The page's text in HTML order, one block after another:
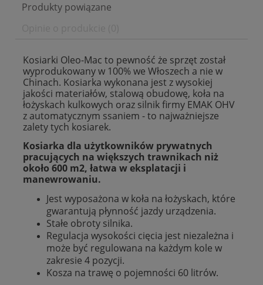
Produkty powiązane
Kosiarki Oleo-Mac to pewność że sprzęt został
wyprodukowany w 100% we Włoszech a nie w
Chinach. Kosiarka wykonana jest z wysokiej
jakości materiałów, stalową obudowę, koła na
łożyskach kulkowych oraz silnik firmy EMAK OHV
z automatycznym ssaniem - to najważniejsze
zalety tych kosiarek.
Kosiarka dla użytkowników prywatnych
pracujących na większych trawnikach niż
około 600 m2, łatwa w eksplatacji i
manewrowaniu.
Jest wyposażona w koła na łożyskach, które
gwarantują płynność jazdy urządzenia.
Stałe obroty silnika.
Regulacja wysokości cięcia jest niezależna i
może być regulowana na każdym kole w
zakresie 4 pozycji.
Kosza na trawę o pojemności 60 litrów.